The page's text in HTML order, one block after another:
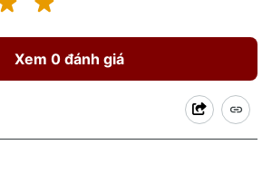
Xem 0 đánh giá